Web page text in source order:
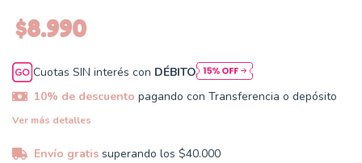
$8.990
Cuotas SIN interés con DÉBITO
10% de descuento pagando con Transferencia o depósito
Ver más detalles
Envío gratis superando los $40.000